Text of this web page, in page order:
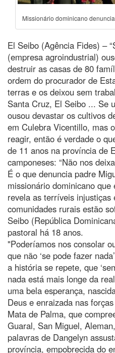
Missionário dominicano
El Seibo (Agência Fides) –
(empresa agroindustrial)
destruir as casas de 80
ordem do procurador de
terras e os deixou sem
Santa Cruz, El Seibo ... Se
ousou devastar os cultivos
em Culebra Vicentillo, mas
reagir, então é verdade o
de 11 anos na província de
camponeses: “Não nos
É o que denuncia padre
missionário dominicano
revela as terríveis injustiças
comunidades rurais estão
Seibo (República
pastoral há 18 anos.
"Poderíamos nos consolar
que não ‘se pode fazer
a história se repete, que
nada está mais longe da
uma bela esperança,
Deus e enraizada nas
Mata de Palma, que
Guaral, San Miguel,
palavras de Dangelyn
província, empobrecida do